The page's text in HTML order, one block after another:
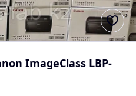
ImageClass LBP-